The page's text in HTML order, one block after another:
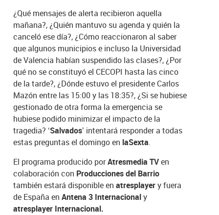
¿Qué mensajes de alerta recibieron aquella
mañana?, ¿Quién mantuvo su agenda y quién la
canceló ese día?, ¿Cómo reaccionaron al saber
que algunos municipios e incluso la Universidad
de Valencia habían suspendido las clases?, ¿Por
qué no se constituyó el CECOPI hasta las cinco
de la tarde?, ¿Dónde estuvo el presidente Carlos
Mazón entre las 15:00 y las 18:35?, ¿Si se hubiese
gestionado de otra forma la emergencia se
hubiese podido minimizar el impacto de la
tragedia? ‘Salvados’ intentará responder a todas
estas preguntas el domingo en laSexta.
El programa producido porAtresmedia TVen
colaboración con Producciones del Barrio
también estará disponible enatresplayery fuera
de España enAntena 3 Internacionaly
atresplayer Internacional.